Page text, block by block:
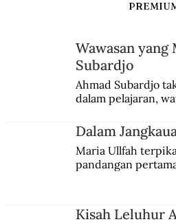
Palu Arit ala PKI dan PRD
Wawasan yang
Subardjo
Ahmad Subardjo
dalam pelajaran,
Jules Verne,
Dalam
Maria Ullfah
pandangan
Kisah Leluhur